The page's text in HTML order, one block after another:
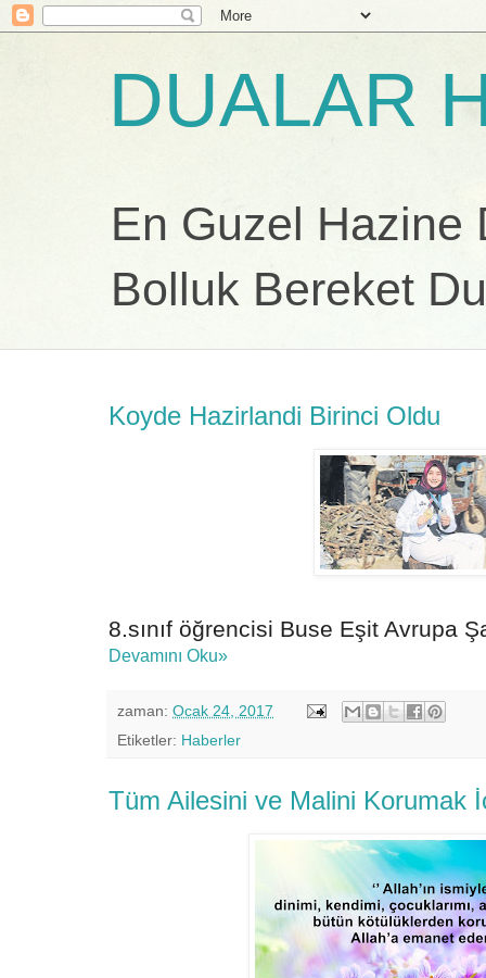
DUALAR
En Guzel Hazine
Bolluk Bereket
Koyde Hazirlandi Birinci Oldu
8.sınıf öğrencisi Buse Eşit Avrupa
Devamını Oku»
zaman: Ocak 24, 2017
Etiketler: Haberler
Tüm Ailesini ve Malini Korumak